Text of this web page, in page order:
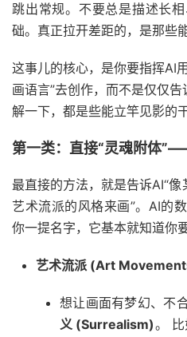
跳出常规。不要总是描述长
础。真正拉开差距的，是那些
这事儿的核心，是你要指挥AI
画语言”去创作，而不是仅仅
解一下，都是些能立竿见影的干
第一类：直接“灵魂附体
最直接的方法，就是告诉AI“像
艺术流派的风格来画”。AI的
你一提名字，它基本就知道你
艺术流派 (Art
想让画面有梦幻、不
义 (Surrealism)。 比